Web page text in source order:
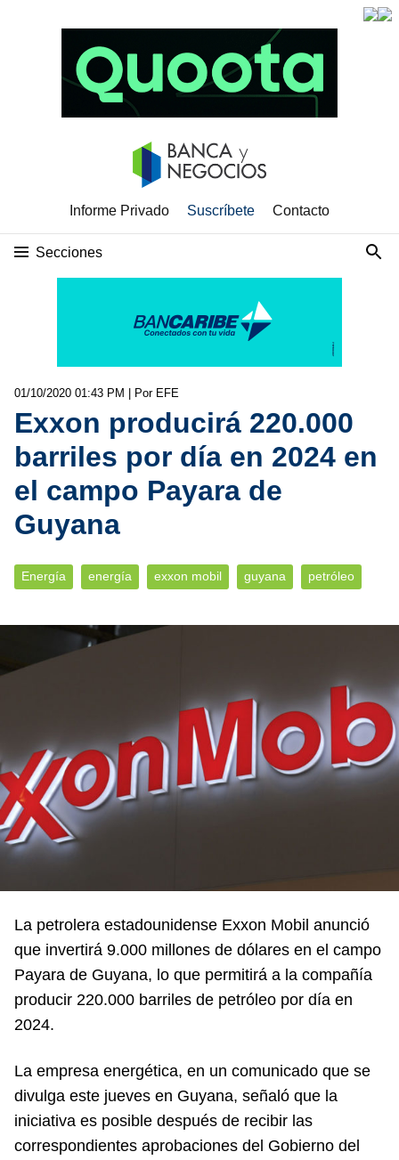
Informe Privado Suscríbete Contacto
Secciones
01/10/2020 01:43 PM | Por EFE
Exxon producirá 220.000
barriles por día en 2024 en
el campo Payara de
Guyana
Energía energía exxon mobil guyana petróleo
La petrolera estadounidense Exxon Mobil anunció
que invertirá 9.000 millones de dólares en el campo
Payara de Guyana, lo que permitirá a la compañía
producir 220.000 barriles de petróleo por día en
2024.
La empresa energética, en un comunicado que se
divulga este jueves en Guyana, señaló que la
iniciativa es posible después de recibir las
correspondientes aprobaciones del Gobierno del